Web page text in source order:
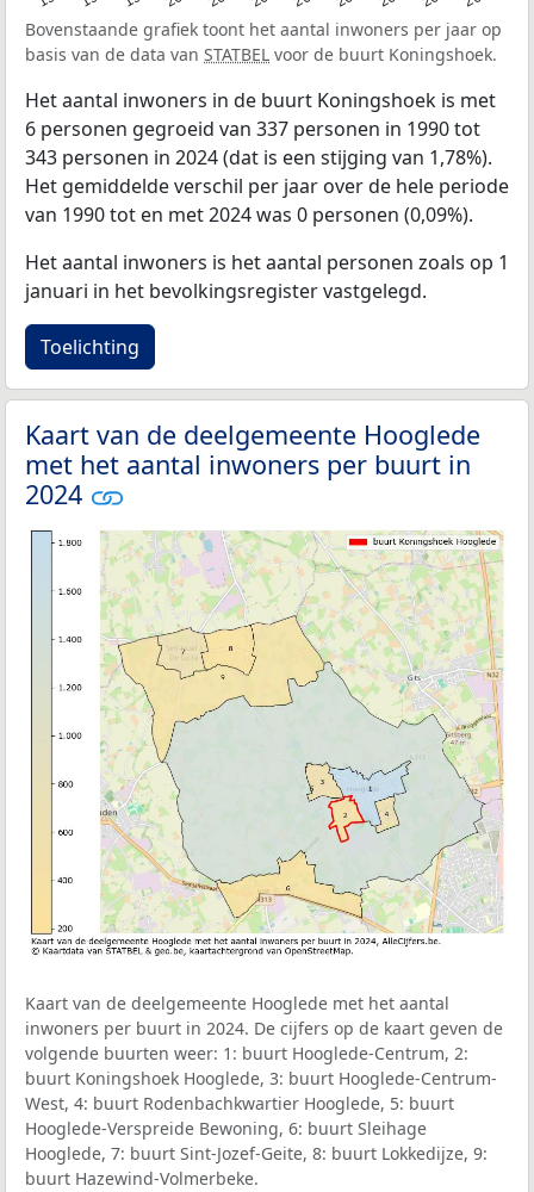
Bovenstaande grafiek toont het aantal inwoners per jaar op
basis van de data van STATBEL voor de buurt Koningshoek.
Het aantal inwoners in de buurt Koningshoek is met
6 personen gegroeid van 337 personen in 1990 tot
343 personen in 2024 (dat is een stijging van 1,78%).
Het gemiddelde verschil per jaar over de hele periode
van 1990 tot en met 2024 was 0 personen (0,09%).
Het aantal inwoners is het aantal personen zoals op 1
januari in het bevolkingsregister vastgelegd.
Toelichting
Kaart van de deelgemeente Hooglede
met het aantal inwoners per buurt in
2024
Kaart van de deelgemeente Hooglede met het aantal
inwoners per buurt in 2024. De cijfers op de kaart geven de
volgende buurten weer: 1: buurt Hooglede-Centrum, 2:
buurt Koningshoek Hooglede, 3: buurt Hooglede-Centrum-
West, 4: buurt Rodenbachkwartier Hooglede, 5: buurt
Hooglede-Verspreide Bewoning, 6: buurt Sleihage
Hooglede, 7: buurt Sint-Jozef-Geite, 8: buurt Lokkedijze, 9:
buurt Hazewind-Volmerbeke.